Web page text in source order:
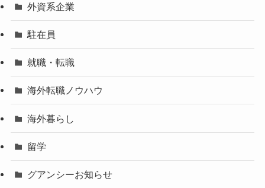
外資系企業
駐在員
就職・転職
海外転職ノウハウ
海外暮らし
留学
グアンシーお知らせ